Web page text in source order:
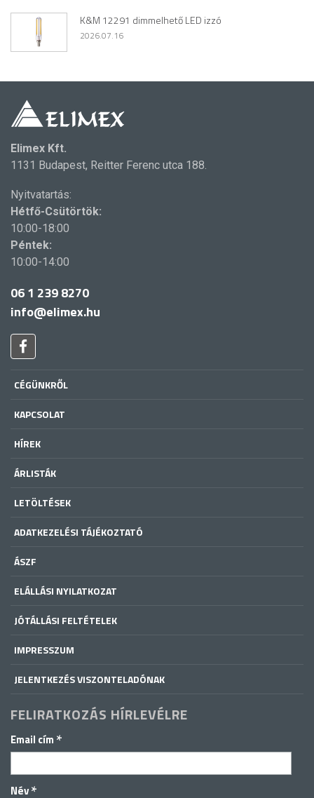
K&M 12291 dimmelhető LED izzó
2026.07.16
Elimex Kft.
1131 Budapest, Reitter Ferenc utca 188.
Nyitvatartás:
Hétfő-Csütörtök:
10:00-18:00
Péntek:
10:00-14:00
06 1 239 8270
info@elimex.hu
CÉGÜNKRŐL
KAPCSOLAT
HÍREK
ÁRLISTÁK
LETÖLTÉSEK
ADATKEZELÉSI TÁJÉKOZTATÓ
ÁSZF
ELÁLLÁSI NYILATKOZAT
JÓTÁLLÁSI FELTÉTELEK
IMPRESSZUM
JELENTKEZÉS VISZONTELADÓNAK
FELIRATKOZÁS HÍRLEVÉLRE
Email cím *
Név*